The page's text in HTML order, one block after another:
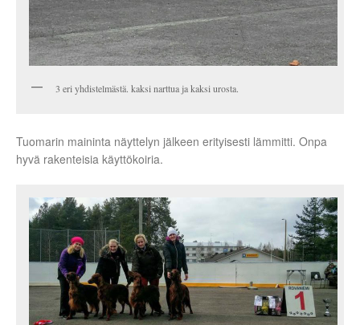
3 eri yhdistelmästä. kaksi narttua ja kaksi urosta.
Tuomarin maininta näyttelyn jälkeen erityisesti lämmitti. Onpa
hyvä rakenteisia käyttökoiria.